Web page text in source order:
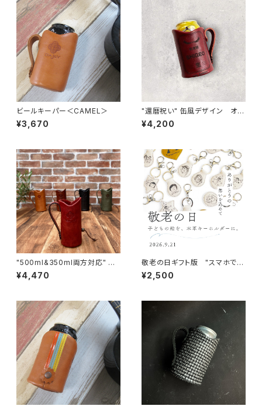
ビールキーパー＜CAMEL＞
¥3,670
"還暦祝い" 缶風デザイン オリ
ジナルビールキーパー＜D.Red
＞国内産仔牛革
¥4,200
"500ml&350ml両方対応" ビ
ールキーパー＜RED＞
¥4,470
敬老の日ギフト版 "スマホで撮
って送るだけ"「子供の絵」から
作る世界で一つのキーホルダ
¥2,500